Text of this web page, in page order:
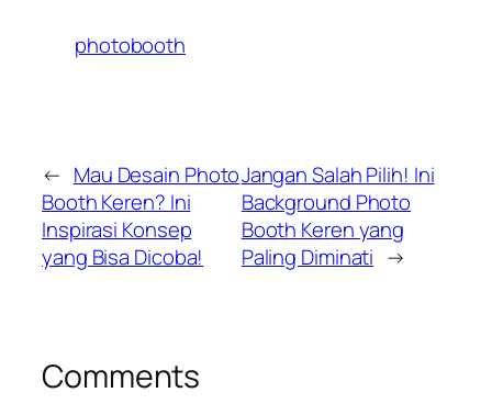
photobooth
← Mau Desain Photo
Booth Keren? Ini
Inspirasi Konsep
yang Bisa Dicoba!
Jangan Salah Pilih! Ini
Background Photo
Booth Keren yang
Paling Diminati →
Comments